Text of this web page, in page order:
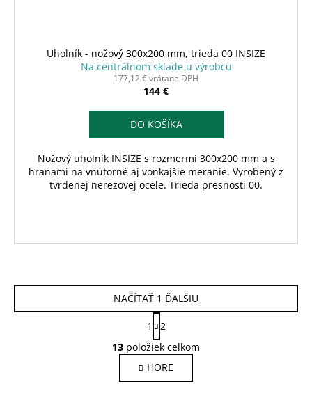
Uholník - nožový 300x200 mm, trieda 00 INSIZE
Na centrálnom sklade u výrobcu
177,12 € vrátane DPH
144 €
DO KOŠÍKA
Nožový uholník INSIZE s rozmermi 300x200 mm a s
hranami na vnútorné aj vonkajšie meranie. Vyrobený z
tvrdenej nerezovej ocele. Trieda presnosti 00.
O
v
l
á
NAČÍTAŤ 1 ĎALŠIU
S
t
r
á
n
k
1
2
13 položiek celkom
HORE